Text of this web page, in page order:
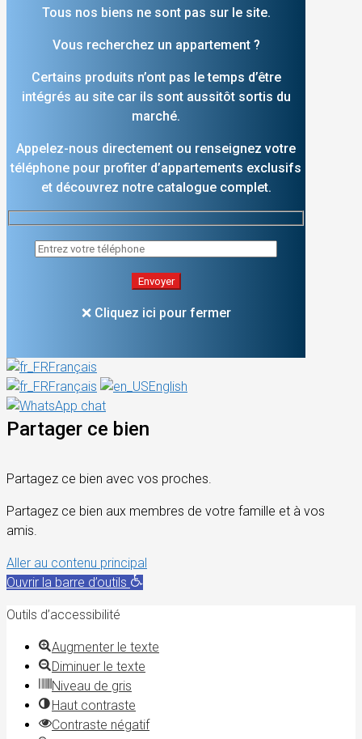
Tous nos biens ne sont pas sur le site.
Vous recherchez un appartement ?
Certains produits n’ont pas le temps d’être
intégrés au site car ils sont aussitôt sortis du
marché.
Appelez-nous directement ou renseignez votre
téléphone pour profiter d’appartements exclusifs
et découvrez notre catalogue complet.
❌ Cliquez ici pour fermer
Français
Français
English
Partager ce bien
Partagez ce bien avec vos proches.
Partagez ce bien aux membres de votre famille et à vos
amis.
Aller au contenu principal
Ouvrir la barre d’outils
Outils d’accessibilité
Augmenter le texte
Diminuer le texte
Niveau de gris
Haut contraste
Contraste négatif